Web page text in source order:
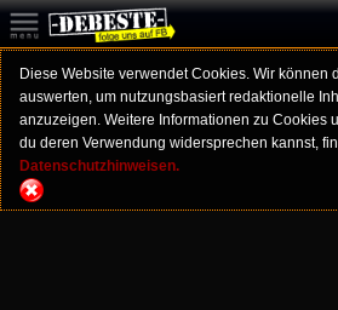
Diese Website verwendet Cookies. Wir können
auswerten, um nutzungsbasiert redaktionelle
anzuzeigen. Weitere Informationen zu Cookies
du deren Verwendung widersprechen kannst,
Datenschutzhinweisen.